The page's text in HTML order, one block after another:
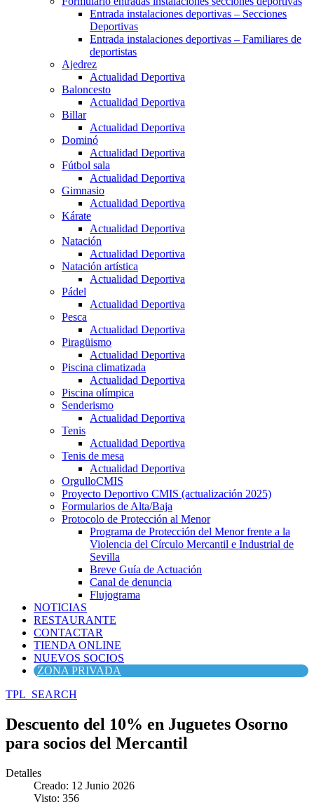
Entrada instalaciones deportivas – Secciones
Deportivas
Entrada instalaciones deportivas – Familiares de
deportistas
Ajedrez
Actualidad Deportiva
Baloncesto
Actualidad Deportiva
Billar
Actualidad Deportiva
Dominó
Actualidad Deportiva
Fútbol sala
Actualidad Deportiva
Gimnasio
Actualidad Deportiva
Kárate
Actualidad Deportiva
Natación
Actualidad Deportiva
Natación artística
Actualidad Deportiva
Pádel
Actualidad Deportiva
Pesca
Actualidad Deportiva
Piragüismo
Actualidad Deportiva
Piscina climatizada
Actualidad Deportiva
Piscina olímpica
Senderismo
Actualidad Deportiva
Tenis
Actualidad Deportiva
Tenis de mesa
Actualidad Deportiva
OrgulloCMIS
Proyecto Deportivo CMIS (actualización 2025)
Formularios de Alta/Baja
Protocolo de Protección al Menor
Programa de Protección del Menor frente a la
Violencia del Círculo Mercantil e Industrial de
Sevilla
Breve Guía de Actuación
Canal de denuncia
Flujograma
NOTICIAS
RESTAURANTE
CONTACTAR
TIENDA ONLINE
NUEVOS SOCIOS
ZONA PRIVADA
TPL_SEARCH
Descuento del 10% en Juguetes Osorno
para socios del Mercantil
Detalles
Creado: 12 Junio 2026
Visto: 356